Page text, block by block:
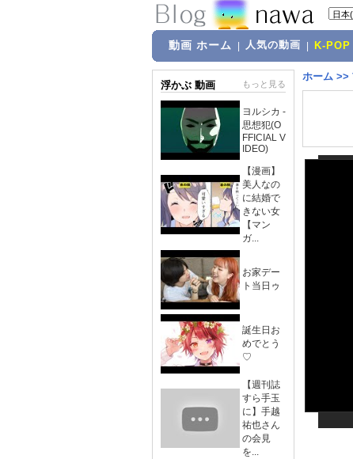
動画 ホーム 人気の動画 K-POP
浮かぶ 動画 もっと見る
ヨルシカ -
思想犯(O
FFICIAL V
IDEO)
【漫画】
美人なの
に結婚で
きない女
【マン
ガ...
お家デー
ト当日ゥ
誕生日お
めでとう
♡
【週刊誌
すら手玉
に】手越
祐也さん
の会見
を...
ホーム >>